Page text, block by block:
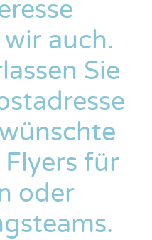
auch.
Sie
für
oder